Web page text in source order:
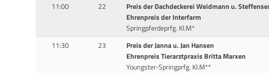
11:00 22
Preis der Dachdeckerei Weidmann u.
Ehrenpreis der Interfarm
Springpferdeprfg. Kl.M*
11:30 23
Preis der Janna u. Jan Hansen
Ehrenpreis Tierarztpraxis Britta Marxen
Youngster-Springprfg. Kl.M**